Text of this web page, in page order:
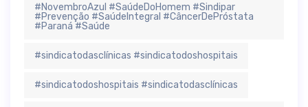
#NovembroAzul #SaúdeDoHomem #Sindipar
#Prevenção #SaúdeIntegral #CâncerDePróstata
#Paraná #Saúde
#sindicatodasclínicas #sindicatodoshospitais
#sindicatodoshospitais #sindicatodasclínicas